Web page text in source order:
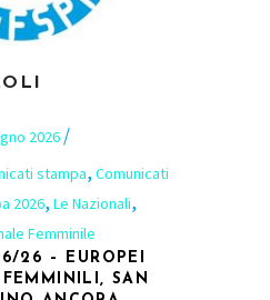
2026
stampa, Comunicati
2026, Le Nazionali,
Femminile
26 – EUROPEI
FEMMINILI, SAN